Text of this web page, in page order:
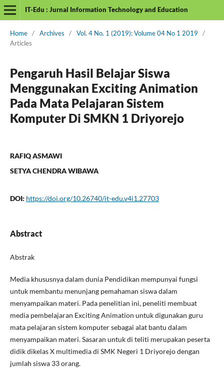
IT-Edu : Jurnal Information Technology and Education
Home / Archives / Vol. 4 No. 1 (2019): Volume 04 No 1 2019
/
Articles
Pengaruh Hasil Belajar Siswa
Menggunakan Exciting Animation
Pada Mata Pelajaran Sistem
Komputer Di SMKN 1 Driyorejo
RAFIQ ASMAWI
SETYA CHENDRA WIBAWA
DOI: https://doi.org/10.26740/it-edu.v4i1.27703
Abstract
Abstrak
Media khususnya dalam dunia Pendidikan mempunyai fungsi
untuk membantu menunjang pemahaman siswa dalam
menyampaikan materi. Pada penelitian ini, peneliti membuat
media pembelajaran Exciting Animation untuk digunakan guru
mata pelajaran sistem komputer sebagai alat bantu dalam
menyampaikan materi. Sasaran untuk di teliti merupakan peserta
didik dikelas X multimedia di SMK Negeri 1 Driyorejo dengan
jumlah siswa 33 orang.